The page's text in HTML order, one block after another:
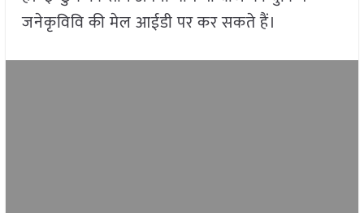
जनेकृविवि की मेल आईडी पर कर सकते हैं।